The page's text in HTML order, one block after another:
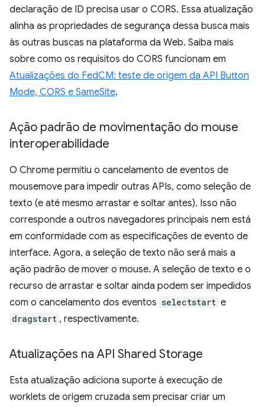
declaração de ID precisa usar o CORS. Essa atualização
alinha as propriedades de segurança dessa busca mais
às outras buscas na plataforma da Web. Saiba mais
sobre como os requisitos do CORS funcionam em
Atualizações do FedCM: teste de origem da API Button
Mode, CORS e SameSite.
Ação padrão de movimentação do mouse
interoperabilidade
O Chrome permitiu o cancelamento de eventos de
mousemove para impedir outras APIs, como seleção de
texto (e até mesmo arrastar e soltar antes). Isso não
corresponde a outros navegadores principais nem está
em conformidade com as especificações de evento de
interface. Agora, a seleção de texto não será mais a
ação padrão de mover o mouse. A seleção de texto e o
recurso de arrastar e soltar ainda podem ser impedidos
com o cancelamento dos eventos selectstart e
dragstart , respectivamente.
Atualizações na API Shared Storage
Esta atualização adiciona suporte à execução de
worklets de origem cruzada sem precisar criar um